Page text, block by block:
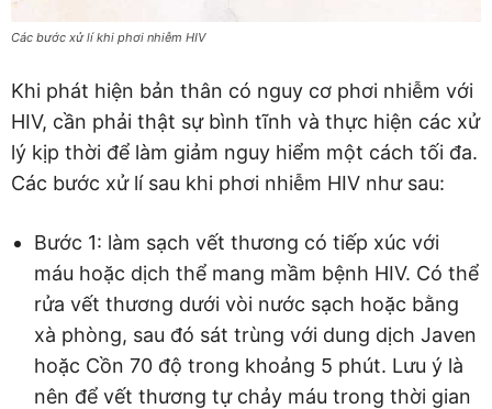
Các bước xử lí khi phơi nhiễm HIV
Khi phát hiện bản thân có nguy cơ phơi nhiễm với
HIV, cần phải thật sự bình tĩnh và thực hiện các xử
lý kịp thời để làm giảm nguy hiểm một cách tối đa.
Các bước xử lí sau khi phơi nhiễm HIV như sau:
Bước 1: làm sạch vết thương có tiếp xúc với
máu hoặc dịch thể mang mầm bệnh HIV. Có thể
rửa vết thương dưới vòi nước sạch hoặc bằng
xà phòng, sau đó sát trùng với dung dịch Javen
hoặc Cồn 70 độ trong khoảng 5 phút. Lưu ý là
nên để vết thương tự chảy máu trong thời gian